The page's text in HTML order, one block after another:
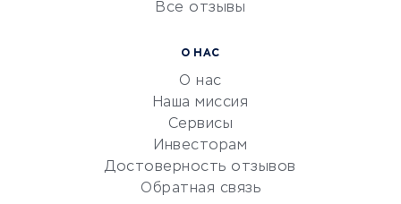
УСЛУГИ ДЛЯ БИЗНЕСА
документооборот
Юридические компании
Все отзывы
О НАС
О нас
Наша миссия
Сервисы
Инвесторам
Достоверность отзывов
Обратная связь